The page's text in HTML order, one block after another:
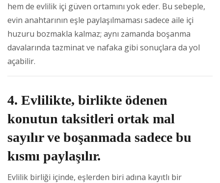
hem de evlilik içi güven ortamını yok eder. Bu sebeple,
evin anahtarının eşle paylaşılmaması sadece aile içi
huzuru bozmakla kalmaz; aynı zamanda boşanma
davalarında tazminat ve nafaka gibi sonuçlara da yol
açabilir.
4. Evlilikte, birlikte ödenen
konutun taksitleri ortak mal
sayılır ve boşanmada sadece bu
kısmı paylaşılır.
Evlilik birliği içinde, eşlerden biri adına kayıtlı bir